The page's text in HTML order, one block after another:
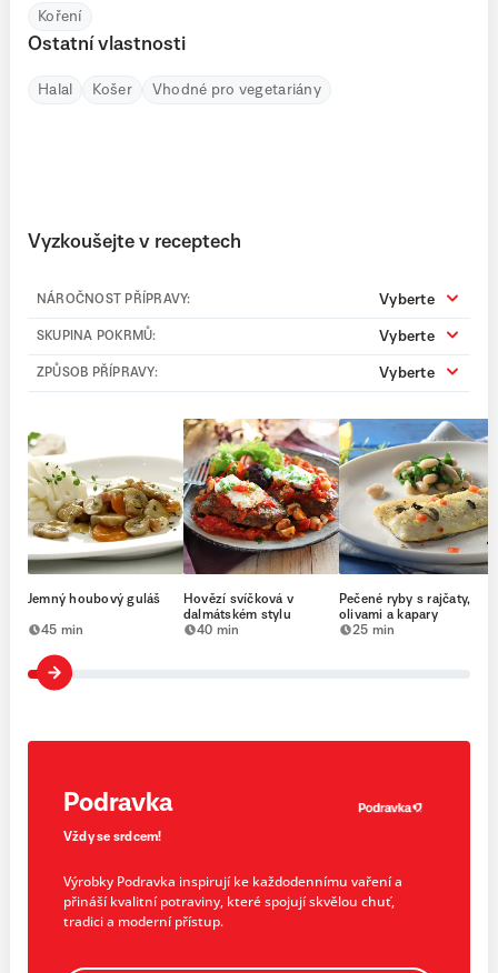
Koření
Ostatní vlastnosti
Halal Košer Vhodné pro vegetariány
Vyzkoušejte v receptech
NÁROČNOST PŘÍPRAVY: Vyberte
SKUPINA POKRMŮ: Vyberte
ZPŮSOB PŘÍPRAVY: Vyberte
Jemný houbový guláš
45 min
Hovězí svíčková v
dalmátském stylu
40 min
Pečené ryby s rajčaty,
olivami a kapary
25 min
Podravka
Vždy se srdcem!
Výrobky Podravka inspirují ke každodennímu vaření a
přináší kvalitní potraviny, které spojují skvělou chuť,
tradici a moderní přístup.